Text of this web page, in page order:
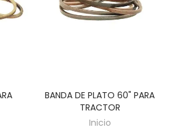
AÑADIR AL CARRITO
BANDA DE PLATO 60" PARA
TRACTOR
Inicio